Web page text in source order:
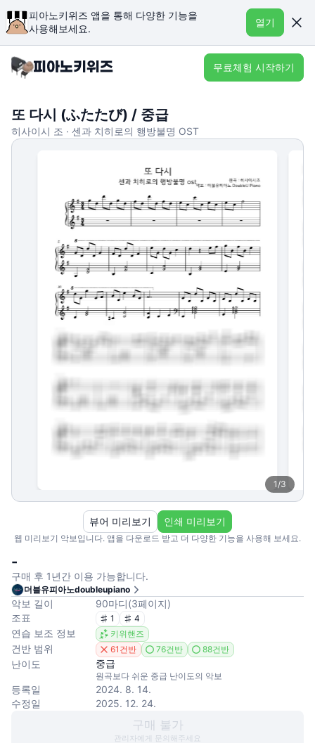
피아노키위즈 앱을 통해 다양한 기능을
사용해보세요.
열기
무료체험 시작하기
또 다시 (ふたたび) / 중급
히사이시 조 · 센과 치히로의 행방불명 OST
1/3
웹 미리보기 악보입니다. 앱을 다운로드 받고 더 다양한 기능을 사용해 보세요.
뷰어 미리보기 인쇄 미리보기
-
구매 후 1년간 이용 가능합니다.
더블유피아노doubleupiano
악보 길이 90마디(3페이지)
조표
1 4
연습 보조 정보 키위핸즈
건반 범위 61건반 76건반 88건반
난이도 중급
원곡보다 쉬운 중급 난이도의 악보
등록일
2024. 8. 14.
수정일
2025. 12. 24.
구매 불가
관리자에게 문의해주세요